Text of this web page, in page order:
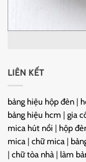
LIÊN KẾT
bảng hiệu hộp đèn |
bảng hiệu hcm | gia
mica hút nổi | hộp
mica | chữ mica |
| chữ tòa nhà | làm